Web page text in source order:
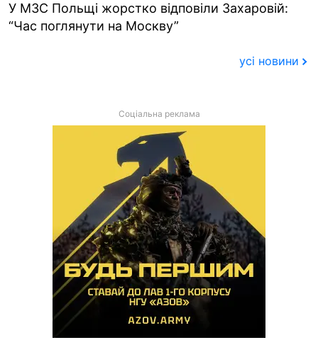
У МЗС Польщі жорстко відповіли Захаровій:
“Час поглянути на Москву”
усі новини
Соціальна реклама